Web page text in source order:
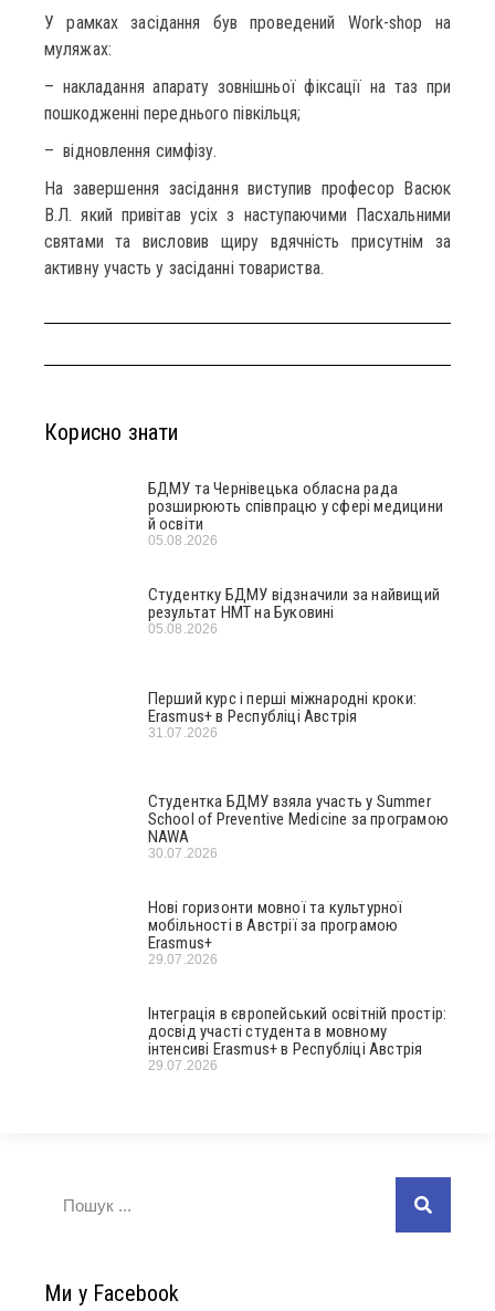
У рамках засідання був проведений Work-shop на
муляжах:
– накладання апарату зовнішньої фіксації на таз при
пошкодженні переднього півкільця;
– відновлення симфізу.
На завершення засідання виступив професор Васюк
В.Л. який привітав усіх з наступаючими Пасхальними
святами та висловив щиру вдячність присутнім за
активну участь у засіданні товариства.
Корисно знати
БДМУ та Чернівецька обласна рада
розширюють співпрацю у сфері медицини
й освіти
05.08.2026
Студентку БДМУ відзначили за найвищий
результат НМТ на Буковині
05.08.2026
Перший курс і перші міжнародні кроки:
Erasmus+ в Республіці Австрія
31.07.2026
Студентка БДМУ взяла участь у Summer
School of Preventive Medicine за програмою
NAWA
30.07.2026
Нові горизонти мовної та культурної
мобільності в Австрії за програмою
Erasmus+
29.07.2026
Інтеграція в європейський освітній простір:
досвід участі студента в мовному
інтенсиві Erasmus+ в Республіці Австрія
29.07.2026
Ми у Facebook